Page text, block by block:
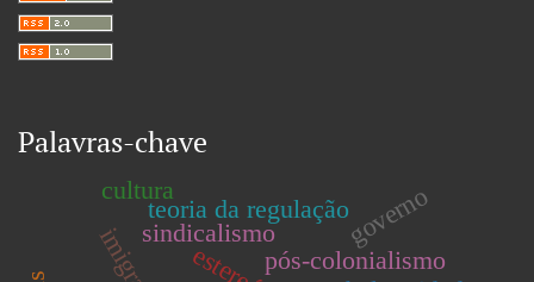
Palavras-chave
pós-colonialismo
sindicalismo governo
teoria da regulação
cultura